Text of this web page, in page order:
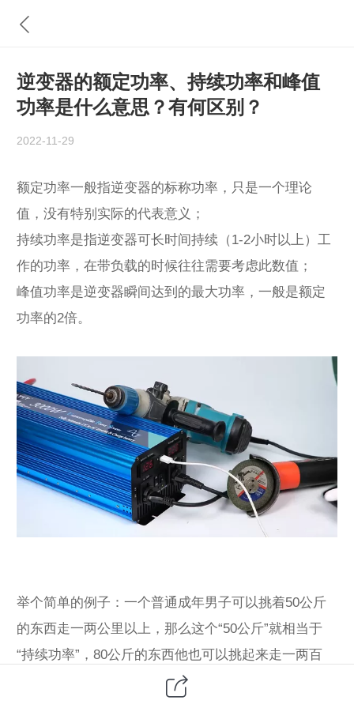
逆变器的额定功率、持续功率和峰值
功率是什么意思？有何区别？
2022-11-29
额定功率一般指逆变器的标称功率，只是一个理论
值，没有特别实际的代表意义；
持续功率是指逆变器可长时间持续（1-2小时以上）工
作的功率，在带负载的时候往往需要考虑此数值；
峰值功率是逆变器瞬间达到的最大功率，一般是额定
功率的2倍。
举个简单的例子：一个普通成年男子可以挑着50公斤
的东西走一两公里以上，那么这个“50公斤”就相当于
“持续功率”，80公斤的东西他也可以挑起来走一两百
米，那这个“80公斤”就相当于“额定功率”，但160公斤